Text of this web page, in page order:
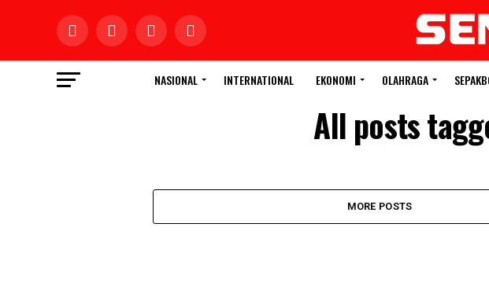
NASIONAL INTERNATIONAL EKONOMI OLAHRAGA
All posts
MORE POSTS